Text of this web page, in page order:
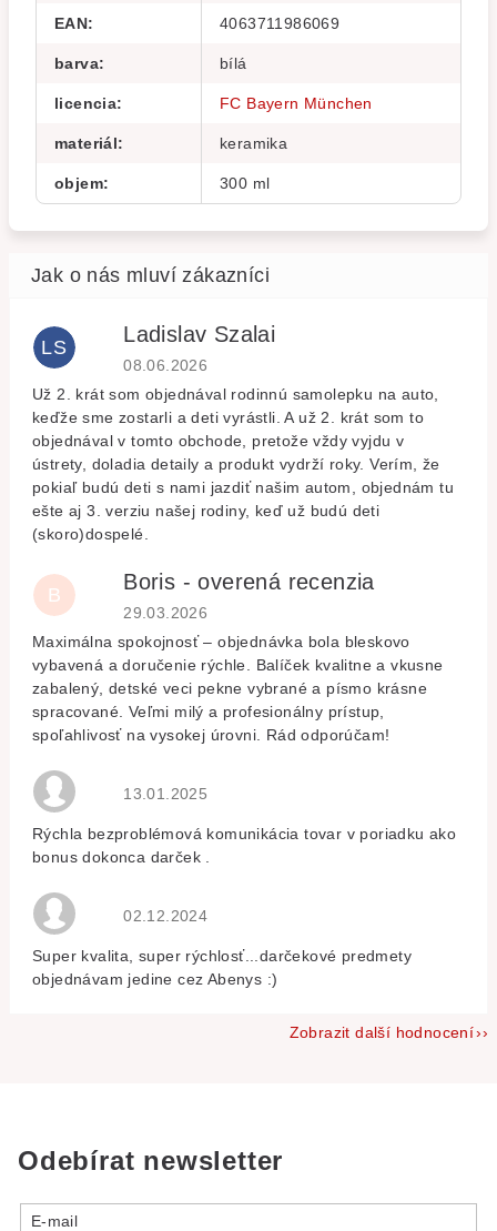
EAN: 4063711986069
barva: bílá
licencia: FC Bayern München
materiál: keramika
objem: 300 ml
LS
Ladislav Szalai
Hodnocení obchodu je 5 z 5 hvězdiček.
08.06.2026
Už 2. krát som objednával rodinnú samolepku na auto,
keďže sme zostarli a deti vyrástli. A už 2. krát som to
objednával v tomto obchode, pretože vždy vyjdu v
ústrety, doladia detaily a produkt vydrží roky. Verím, že
pokiaľ budú deti s nami jazdiť našim autom, objednám tu
ešte aj 3. verziu našej rodiny, keď už budú deti
(skoro)dospelé.
B
Boris - overená recenzia
Hodnocení obchodu je 5 z 5 hvězdiček.
29.03.2026
Maximálna spokojnosť – objednávka bola bleskovo
vybavená a doručenie rýchle. Balíček kvalitne a vkusne
zabalený, detské veci pekne vybrané a písmo krásne
spracované. Veľmi milý a profesionálny prístup,
spoľahlivosť na vysokej úrovni. Rád odporúčam!
Hodnocení obchodu je 5 z 5 hvězdiček.
13.01.2025
Rýchla bezproblémová komunikácia tovar v poriadku ako
bonus dokonca darček .
Hodnocení obchodu je 5 z 5 hvězdiček.
02.12.2024
Super kvalita, super rýchlosť...darčekové predmety
objednávam jedine cez Abenys :)
Zobrazit další hodnocení
Odebírat newsletter
E-mail